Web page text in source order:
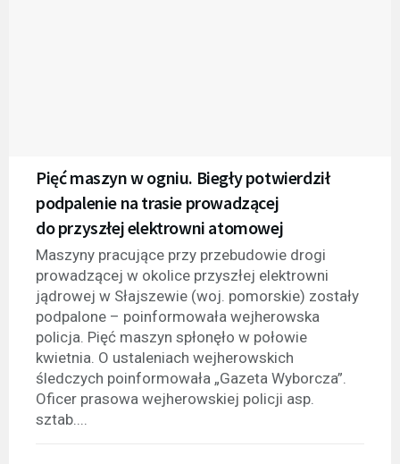
Pięć maszyn w ogniu. Biegły potwierdził
podpalenie na trasie prowadzącej
do przyszłej elektrowni atomowej
Maszyny pracujące przy przebudowie drogi
prowadzącej w okolice przyszłej elektrowni
jądrowej w Słajszewie (woj. pomorskie) zostały
podpalone – poinformowała wejherowska
policja. Pięć maszyn spłonęło w połowie
kwietnia. O ustaleniach wejherowskich
śledczych poinformowała „Gazeta Wyborcza”.
Oficer prasowa wejherowskiej policji asp.
sztab....